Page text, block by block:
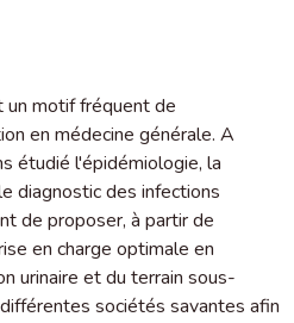
un motif fréquent de
en médecine générale. A
étudié l'épidémiologie, la
diagnostic des infections
de proposer, à partir de
en charge optimale en
urinaire et du terrain sous-
sociétés savantes afin